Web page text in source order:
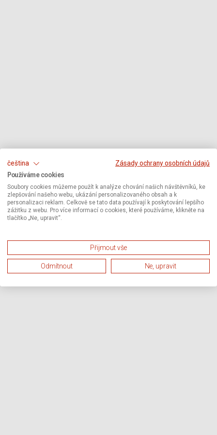
čeština
Zásady ochrany osobních údajů
Používáme cookies
Soubory cookies můžeme použít k analýze chování našich návštěvníků, ke
zlepšování našeho webu, ukázání personalizovaného obsah a k
personalizaci reklam. Celkově se tato data používají k poskytování lepšího
zážitku z webu. Pro více informací o cookies, které používáme, klikněte na
tlačítko „Ne, upravit“.
Přijmout vše
Odmítnout Ne, upravit